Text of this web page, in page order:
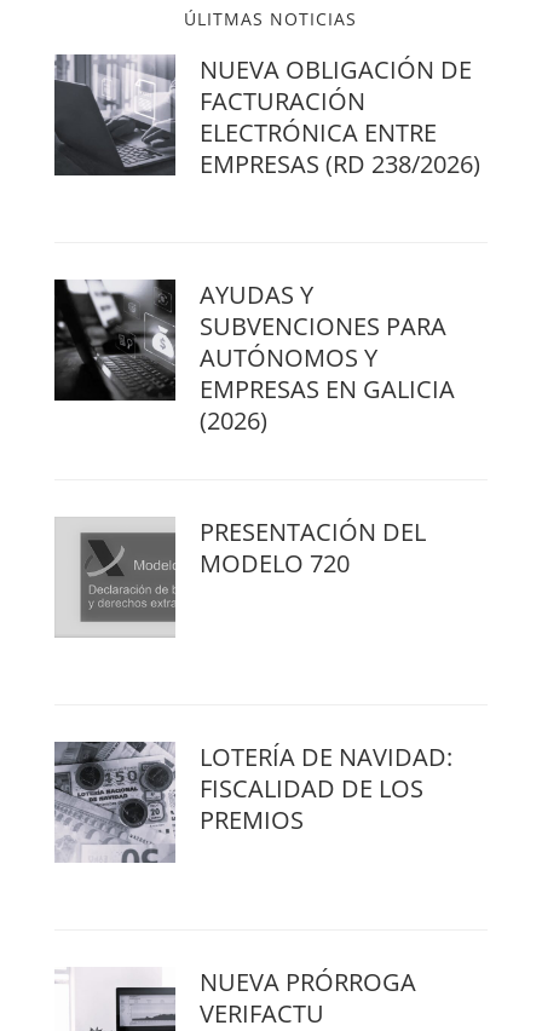
ÚLITMAS NOTICIAS
NUEVA OBLIGACIÓN DE
FACTURACIÓN
ELECTRÓNICA ENTRE
EMPRESAS (RD 238/2026)
AYUDAS Y
SUBVENCIONES PARA
AUTÓNOMOS Y
EMPRESAS EN GALICIA
(2026)
PRESENTACIÓN DEL
MODELO 720
LOTERÍA DE NAVIDAD:
FISCALIDAD DE LOS
PREMIOS
NUEVA PRÓRROGA
VERIFACTU